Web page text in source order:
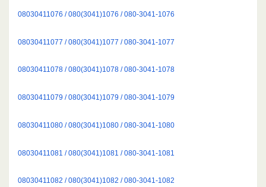
08030411076 / 080(3041)1076 / 080-3041-1076
08030411077 / 080(3041)1077 / 080-3041-1077
08030411078 / 080(3041)1078 / 080-3041-1078
08030411079 / 080(3041)1079 / 080-3041-1079
08030411080 / 080(3041)1080 / 080-3041-1080
08030411081 / 080(3041)1081 / 080-3041-1081
08030411082 / 080(3041)1082 / 080-3041-1082